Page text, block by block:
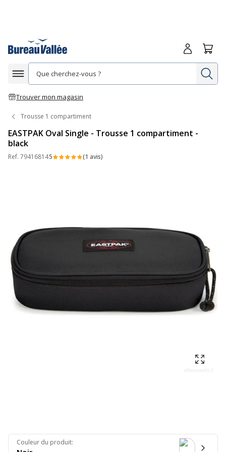
Afficher la navigation
Trouver mon magasin
Me
Trousse 1 compartiment
EASTPAK Oval Single - Trousse 1 compartiment -
black
Ref. 794168145 (1 avis)
Couleur du produit: